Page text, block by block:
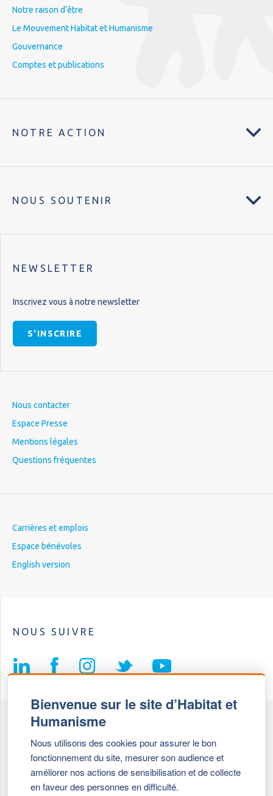
Bienvenue sur le site d’Habitat et
Humanisme
Nous utilisons des cookies pour assurer le bon
fonctionnement du site, mesurer son audience et
améliorer nos actions de sensibilisation et de collecte
en faveur des personnes en difficulté.
Notre raison d’être
Le Mouvement Habitat et Humanisme
Gouvernance
Comptes et publications
NOTRE ACTION
NOUS SOUTENIR
NEWSLETTER
Inscrivez vous à notre newsletter
S'INSCRIRE
Nous contacter
Espace Presse
Mentions légales
Questions fréquentes
Carrières et emplois
Espace bénévoles
English version
NOUS SUIVRE
69647 Caluire et Cuire cedex
+ 33 (0)4 72 27 42 58